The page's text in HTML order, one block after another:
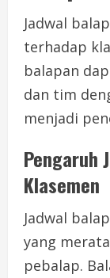
Jadwal
terhadap
balapan
dan tim
menjadi
Pengaruh
Klasemen
Jadwal
yang
pebalap.